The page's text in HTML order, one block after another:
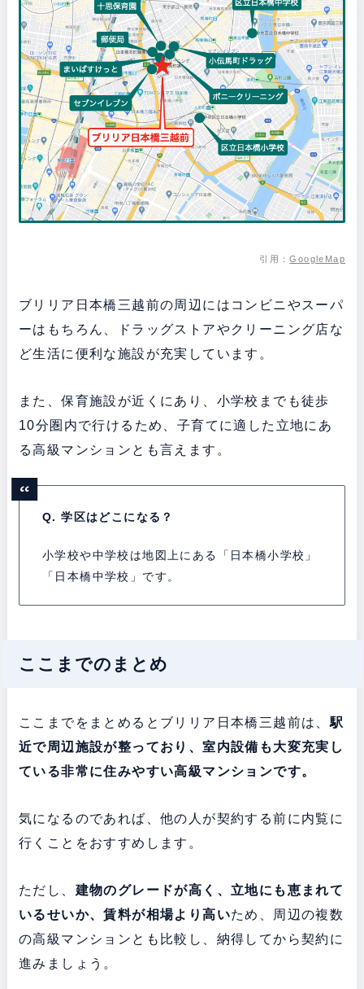
引用：GoogleMap
ブリリア日本橋三越前の周辺にはコンビニやスーパ
ーはもちろん、ドラッグストアやクリーニング店な
ど生活に便利な施設が充実しています。
また、保育施設が近くにあり、小学校までも徒歩
10分圏内で行けるため、子育てに適した立地にあ
る高級マンションとも言えます。
Q. 学区はどこになる？
小学校や中学校は地図上にある「日本橋小学校」
「日本橋中学校」です。
ここまでのまとめ
ここまでをまとめるとブリリア日本橋三越前は、駅
近で周辺施設が整っており、室内設備も大変充実し
ている非常に住みやすい高級マンションです。
気になるのであれば、他の人が契約する前に内覧に
行くことをおすすめします。
ただし、 建物のグレードが高く、立地にも恵まれて
いるせいか、賃料が相場より高いため、周辺の複数
の高級マンションとも比較し、納得してから契約に
進みましょう。